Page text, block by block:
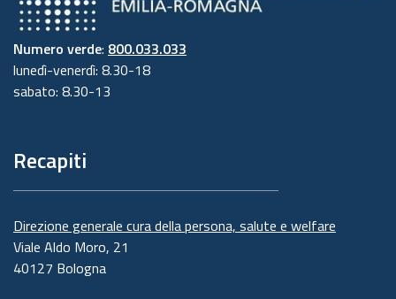
Numero verde: 800.033.033
lunedì-venerdì: 8.30-18
sabato: 8.30-13
Recapiti
Direzione generale cura della persona, salute e welfare
Viale Aldo Moro, 21
40127 Bologna